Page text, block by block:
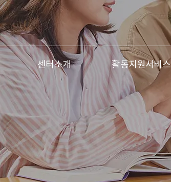
센터소개 활동지원서비스